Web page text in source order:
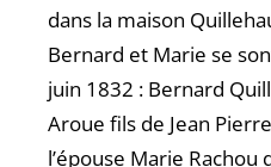
dans la maison
Bernard et Marie se
juin 1832 : Bernard
Aroue fils de Jean
l’épouse Marie